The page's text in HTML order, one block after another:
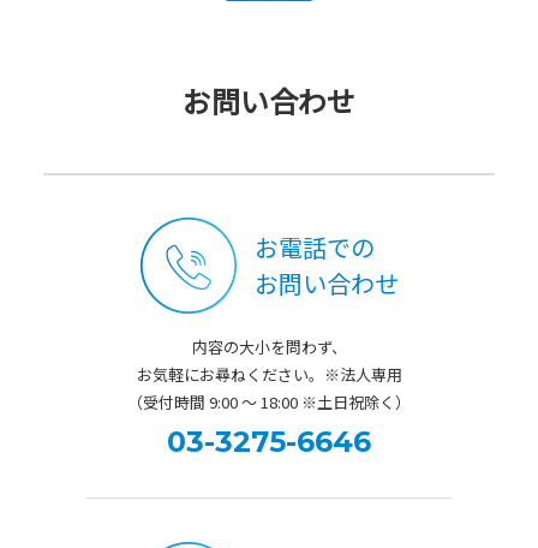
お問い合わせ
お電話での
お問い合わせ
内容の大小を問わず、
お気軽にお尋ねください。※法人専用
（受付時間 9:00 ～ 18:00 ※土日祝除く）
03-3275-6646